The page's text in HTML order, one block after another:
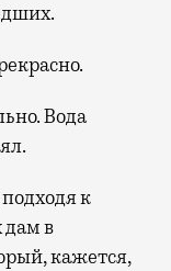
Вода
к
дам в
кажется,